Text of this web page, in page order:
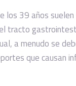
los 39 años
tracto
a menudo se
que causan